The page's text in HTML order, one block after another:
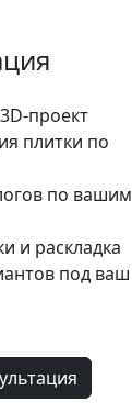
проект
плитки по
по вашим
и раскладка
под ваш